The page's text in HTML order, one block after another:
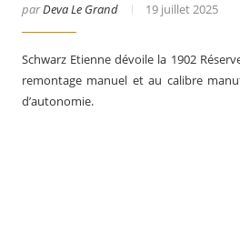
parDeva Le Grand 19 juillet 2025
Schwarz Etienne dévoile la 1902
remontage manuel et au calibre
d’autonomie.